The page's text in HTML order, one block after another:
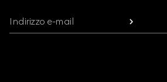
Indirizzo e-mail